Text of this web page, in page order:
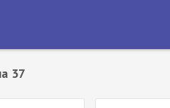
37